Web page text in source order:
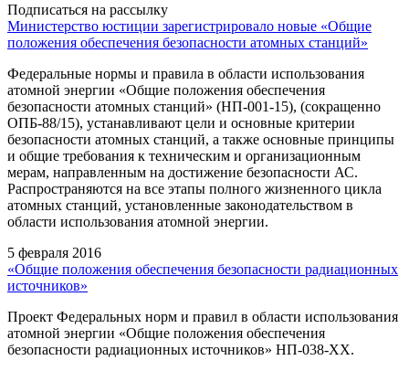
Подписаться на рассылку
Министерство юстиции зарегистрировало новые «Общие
положения обеспечения безопасности атомных станций»
Федеральные нормы и правила в области использования
атомной энергии «Общие положения обеспечения
безопасности атомных станций» (НП-001-15), (сокращенно
ОПБ-88/15), устанавливают цели и основные критерии
безопасности атомных станций, а также основные принципы
и общие требования к техническим и организационным
мерам, направленным на достижение безопасности АС.
Распространяются на все этапы полного жизненного цикла
атомных станций, установленные законодательством в
области использования атомной энергии.
5 февраля 2016
«Общие положения обеспечения безопасности радиационных
источников»
Проект Федеральных норм и правил в области использования
атомной энергии «Общие положения обеспечения
безопасности радиационных источников» НП-038-ХХ.